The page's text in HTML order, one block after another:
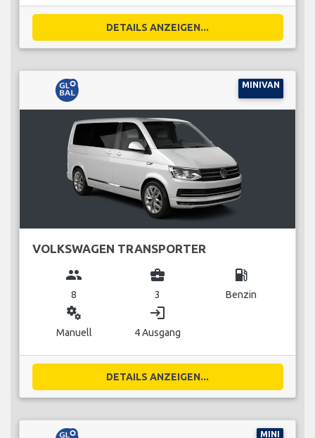
DETAILS ANZEIGEN...
MINIVAN
VOLKSWAGEN TRANSPORTER
group
8
business_center
3
local_gas_station
Benzin
miscellaneous_services
Manuell
login
4 Ausgang
DETAILS ANZEIGEN...
MINI